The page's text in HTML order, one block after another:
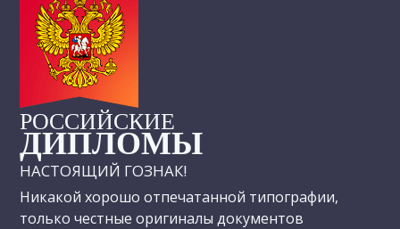
РОССИЙСКИЕ
ДИПЛОМЫ
НАСТОЯЩИЙ ГОЗНАК!
Никакой хорошо отпечатанной типографии,
только честные оригиналы документов